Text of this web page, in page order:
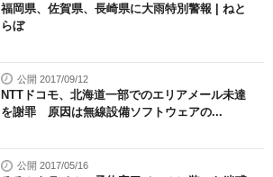
福岡県、佐賀県、長崎県に大雨特別警報 | ねと
らぼ
公開 2017/09/12
NTTドコモ、北海道一部でのエリアメール未達
を謝罪 原因は無線設備ソフトウェアの...
公開 2017/05/16